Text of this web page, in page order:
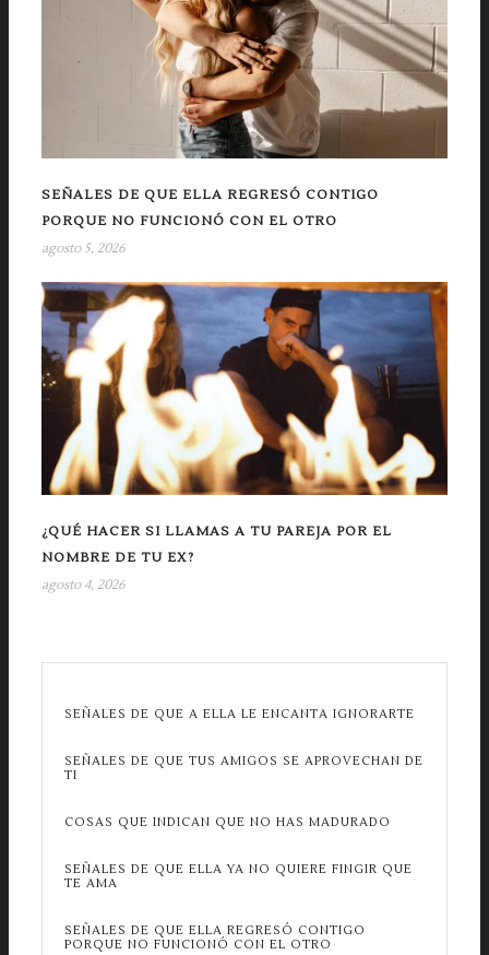
SEÑALES DE QUE ELLA REGRESÓ CONTIGO
PORQUE NO FUNCIONÓ CON EL OTRO
agosto 5, 2026
¿QUÉ HACER SI LLAMAS A TU PAREJA POR EL
NOMBRE DE TU EX?
agosto 4, 2026
SEÑALES DE QUE A ELLA LE ENCANTA IGNORARTE
SEÑALES DE QUE TUS AMIGOS SE APROVECHAN DE
TI
COSAS QUE INDICAN QUE NO HAS MADURADO
SEÑALES DE QUE ELLA YA NO QUIERE FINGIR QUE
TE AMA
SEÑALES DE QUE ELLA REGRESÓ CONTIGO
PORQUE NO FUNCIONÓ CON EL OTRO